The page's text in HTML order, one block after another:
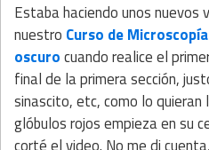
Estaba haciendo unos nuevos
nuestro Curso de
oscurocuando realice el
final de la primera sección,
sinascito, etc, como lo
glóbulos rojos empieza en su